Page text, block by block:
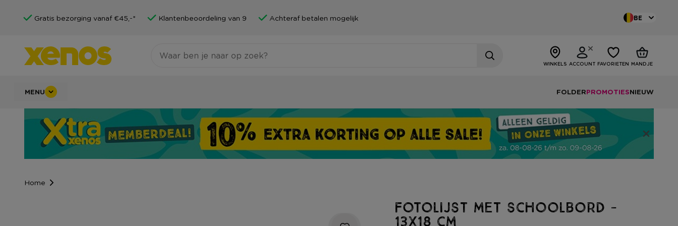
Gratis bezorging vanaf €45,-* Klantenbeoordeling van 9 Achteraf betalen mogelijk BE
WINKELS ACCOUNT FAVORIETEN MANDJE
MENU FOLDERPROMOTIESNIEUW
Home
Fotolijst met schoolbord -
13x18 cm